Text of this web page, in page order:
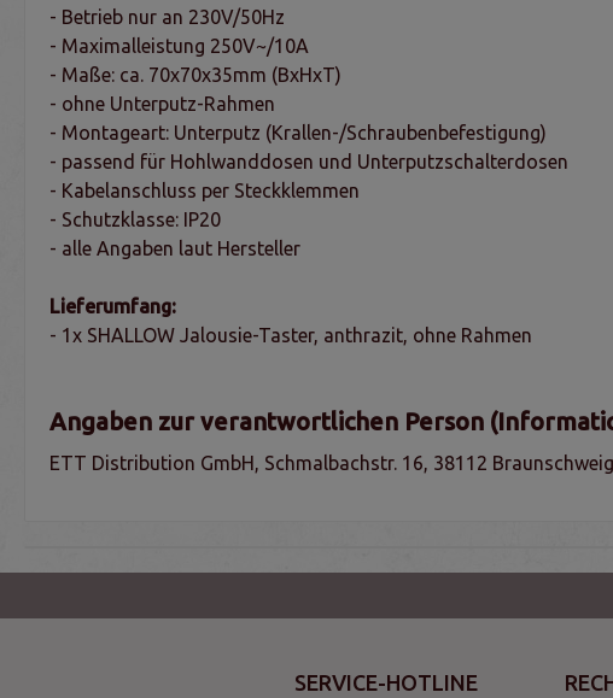
- Betrieb nur an 230V/50Hz
- Maximalleistung 250V~/10A
- Maße: ca. 70x70x35mm (BxHxT)
- ohne Unterputz-Rahmen
- Montageart: Unterputz (Krallen-/Schraubenbefestigung)
- passend für Hohlwanddosen und Unterputzschalterdosen
- Kabelanschluss per Steckklemmen
- Schutzklasse: IP20
- alle Angaben laut Hersteller
Lieferumfang:
- 1x SHALLOW Jalousie-Taster, anthrazit, ohne Rahmen
Angaben zur verantwortlichen Person
ETT Distribution GmbH, Schmalbachstr. 16, 38112
SERVICE-HOTLINE